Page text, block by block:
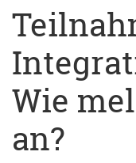
Wie
an?